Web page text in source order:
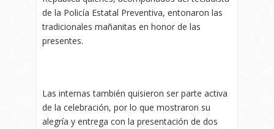
de la Policía Estatal Preventiva, entonaron las
tradicionales mañanitas en honor de las
presentes.
Las internas también quisieron ser parte activa
de la celebración, por lo que mostraron su
alegría y entrega con la presentación de dos